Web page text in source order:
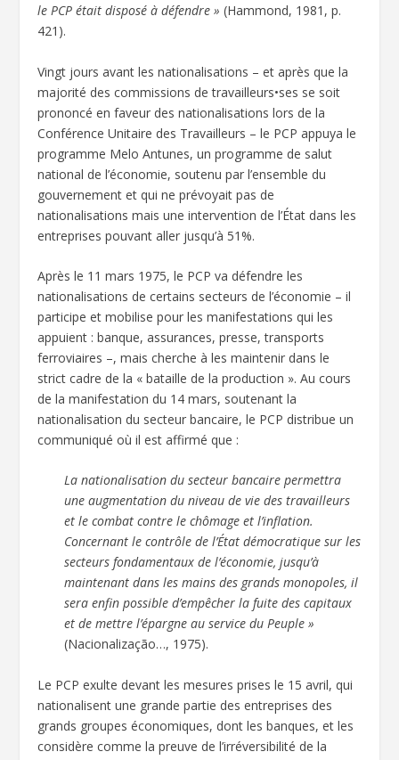
le PCP était disposé à défendre » (Hammond, 1981, p.
421).
Vingt jours avant les nationalisations – et après que la
majorité des commissions de travailleurs•ses se soit
prononcé en faveur des nationalisations lors de la
Conférence Unitaire des Travailleurs – le PCP appuya le
programme Melo Antunes, un programme de salut
national de l’économie, soutenu par l’ensemble du
gouvernement et qui ne prévoyait pas de
nationalisations mais une intervention de l’État dans les
entreprises pouvant aller jusqu’à 51%.
Après le 11 mars 1975, le PCP va défendre les
nationalisations de certains secteurs de l’économie – il
participe et mobilise pour les manifestations qui les
appuient : banque, assurances, presse, transports
ferroviaires –, mais cherche à les maintenir dans le
strict cadre de la « bataille de la production ». Au cours
de la manifestation du 14 mars, soutenant la
nationalisation du secteur bancaire, le PCP distribue un
communiqué où il est affirmé que :
La nationalisation du secteur bancaire permettra
une augmentation du niveau de vie des travailleurs
et le combat contre le chômage et l’inflation.
Concernant le contrôle de l’État démocratique sur les
secteurs fondamentaux de l’économie, jusqu’à
maintenant dans les mains des grands monopoles, il
sera enfin possible d’empêcher la fuite des capitaux
et de mettre l’épargne au service du Peuple »
(Nacionalização…, 1975).
Le PCP exulte devant les mesures prises le 15 avril, qui
nationalisent une grande partie des entreprises des
grands groupes économiques, dont les banques, et les
considère comme la preuve de l’irréversibilité de la